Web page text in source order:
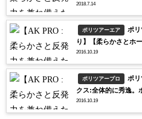
2018.7.14
ポリツアーエア
ポ
り】【柔らかさとホ
2016.10.19
ポリツアープロ
ポ
クス:全体的に秀逸。
2016.10.19